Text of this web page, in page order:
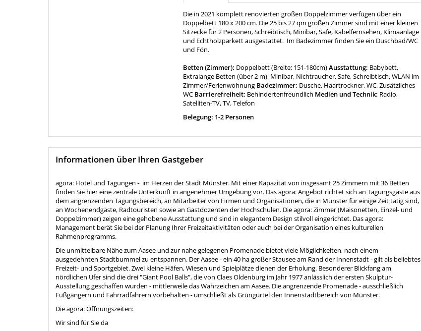
Die in 2021 komplett renovierten großen Doppelzimmer verfügen über ein
Doppelbett 180 x 200 cm. Die 25 bis 27 qm großen Zimmer sind mit einer kleinen
Sitzecke für 2 Personen, Schreibtisch, Minibar, Safe, Kabelfernsehen, Klimaanlage
und Echtholzparkett ausgestattet. Im Badezimmer finden Sie ein Duschbad/WC
und Fön.
Betten (Zimmer): Doppelbett (Breite: 151-180cm)Ausstattung: Babybett,
Extralange Betten (über 2 m), Minibar, Nichtraucher, Safe, Schreibtisch, WLAN im
Zimmer/Ferienwohnung Badezimmer: Dusche, Haartrockner, WC, Zusätzliches
WC Barrierefreiheit: Behindertenfreundlich Medien und Technik: Radio,
Satelliten-TV, TV, Telefon
Belegung: 1-2 Personen
Informationen über Ihren Gastgeber
agora: Hotel und Tagungen - im Herzen der Stadt Münster. Mit einer Kapazität von insgesamt 25 Zimmern mit 36 Betten
finden Sie hier eine zentrale Unterkunft in angenehmer Umgebung vor. Das agora: Angebot richtet sich an Tagungsgäste aus
dem angrenzenden Tagungsbereich, an Mitarbeiter von Firmen und Organisationen, die in Münster für einige Zeit tätig sind,
an Wochenendgäste, Radtouristen sowie an Gastdozenten der Hochschulen. Die agora: Zimmer (Maisonetten, Einzel- und
Doppelzimmer) zeigen eine gehobene Ausstattung und sind in elegantem Design stilvoll eingerichtet. Das agora:
Management berät Sie bei der Planung Ihrer Freizeitaktivitäten oder auch bei der Organisation eines kulturellen
Rahmenprogramms.
Die unmittelbare Nähe zum Aasee und zur nahe gelegenen Promenade bietet viele Möglichkeiten, nach einem
ausgedehnten Stadtbummel zu entspannen. Der Aasee - ein 40 ha großer Stausee am Rand der Innenstadt - gilt als beliebtes
Freizeit- und Sportgebiet. Zwei kleine Häfen, Wiesen und Spielplätze dienen der Erholung. Besonderer Blickfang am
nördlichen Ufer sind die drei "Giant Pool Balls", die von Claes Oldenburg im Jahr 1977 anlässlich der ersten Skulptur-
Ausstellung geschaffen wurden - mittlerweile das Wahrzeichen am Aasee. Die angrenzende Promenade - ausschließlich
Fußgängern und Fahrradfahrern vorbehalten - umschließt als Grüngürtel den Innenstadtbereich von Münster.
Die agora: Öffnungszeiten:
Wir sind für Sie da